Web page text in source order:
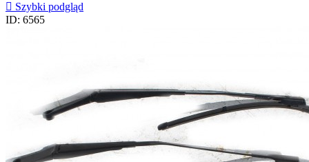
 Szybki podgląd
ID: 6565